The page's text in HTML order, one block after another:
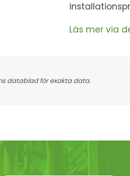
Läs mer via
datablad för exakta data.